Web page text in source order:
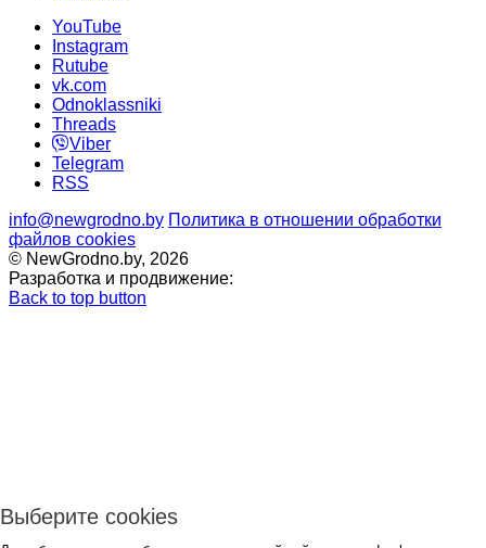
YouTube
Instagram
Rutube
vk.com
Odnoklassniki
Threads
Viber
Telegram
RSS
info@newgrodno.by Политика в отношении обработки
файлов cookies
© NewGrodno.by, 2026
Разработка и продвижение:
Back to top button
Выберите cookies